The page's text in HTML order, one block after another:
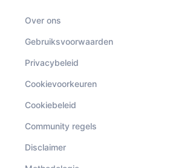
Over ons
Gebruiksvoorwaarden
Privacybeleid
Cookievoorkeuren
Cookiebeleid
Community regels
Disclaimer